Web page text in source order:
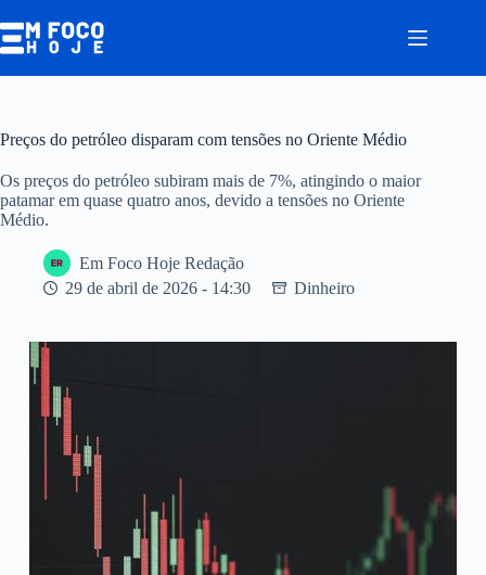
para
o
Preços do petróleo disparam com tensões no Oriente Médio
Os preços do petróleo subiram mais de 7%, atingindo o maior
patamar em quase quatro anos, devido a tensões no Oriente
Médio.
Em Foco Hoje Redação
29 de abril de 2026 - 14:30
Dinheiro